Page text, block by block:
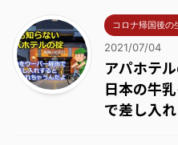
コロナ帰国後の
2021/07/04
アパホテ
日本の牛
で差し入